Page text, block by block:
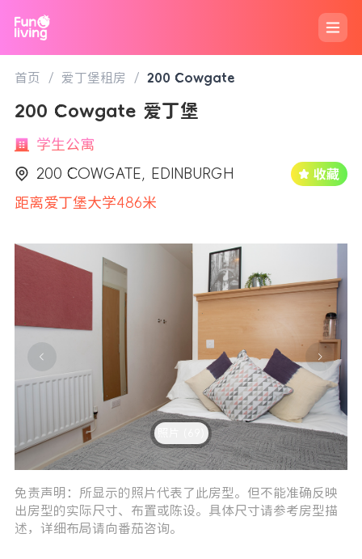
首页 / 爱丁堡租房 / 200 Cowgate
200 Cowgate 爱丁堡
学生公寓
200 COWGATE, EDINBURGH
距离爱丁堡大学486米
免责声明：所显示的照片代表了此房型。但不能准确反映
出房型的实际尺寸、布置或陈设。具体尺寸请参考房型描
述，详细布局请向番茄咨询。